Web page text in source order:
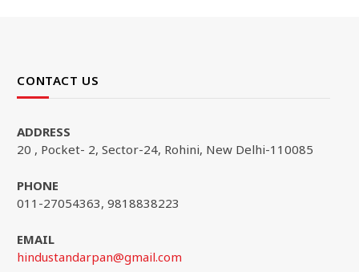
CONTACT US
ADDRESS
20 , Pocket- 2, Sector-24, Rohini, New Delhi-110085
PHONE
011-27054363, 9818838223
EMAIL
hindustandarpan@gmail.com